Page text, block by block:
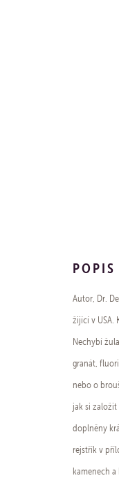
POPIS
Autor, Dr.
žijící v USA.
Nechybí
granát,
nebo o
jak si
doplněny
rejstřík v
kamenech